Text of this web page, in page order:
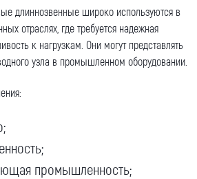
длиннозвенные широко используются в
отраслях, где требуется надежная
к нагрузкам. Они могут представлять
узла в промышленном оборудовании.
промышленность;
для связи (обязательно)
e-mail (обязательно)
Ваше сообщение